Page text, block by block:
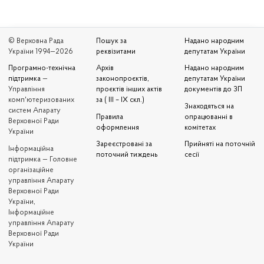
© Верховна Рада
України 1994—2026
Програмно-технічна
підтримка —
Управління
комп'ютеризованих
систем Апарату
Верховної Ради
України
Iнформаційна
підтримка — Головне
організаційне
управління Апарату
Верховної Ради
України,
Інформаційне
управління Апарату
Верховної Ради
України
Пошук за
реквізитами
Архів
законопроєктів,
проєктів інших актів
за ( III – IX скл.)
Правила
оформлення
Зареєстровані за
поточний тиждень
Надано народним
депутатам України
Надано народним
депутатам України
документів до ЗП
Знаходяться на
опрацюванні в
комітетах
Прийняті на поточній
сесії